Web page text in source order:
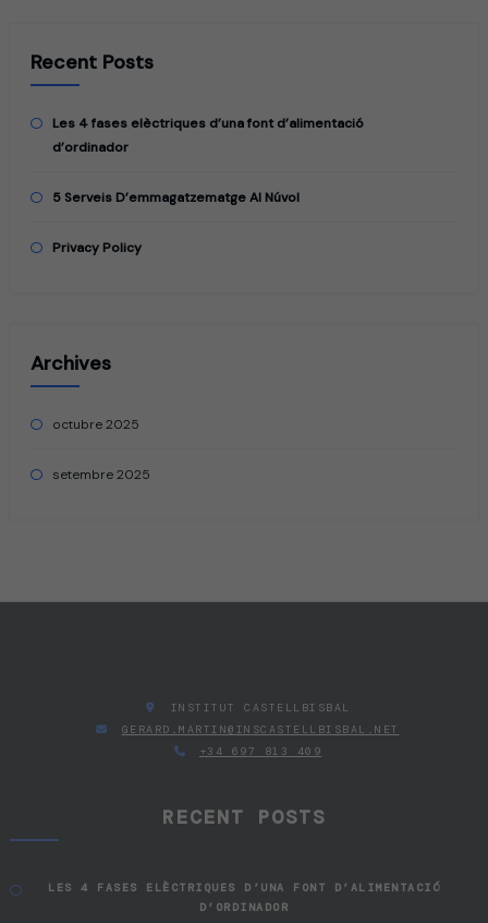
Recent Posts
Les 4 fases elèctriques d’una font d’alimentació
d’ordinador
5 Serveis D’emmagatzematge Al Núvol
Privacy Policy
Archives
octubre 2025
setembre 2025
INSTITUT CASTELLBISBAL
GERARD.MARTIN@INSCASTELLBISBAL.NET
+34 697 813 409
RECENT POSTS
LES 4 FASES ELÈCTRIQUES D’UNA FONT D’ALIMENTACIÓ
D’ORDINADOR